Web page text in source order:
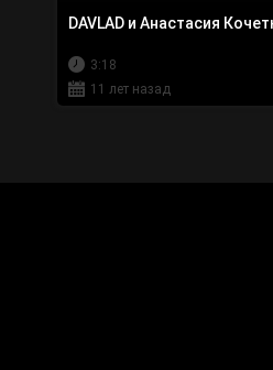
DAVLAD и Анастасия
3:18
11 лет назад